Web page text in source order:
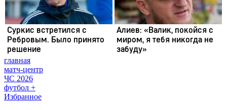
главная
матч-центр
ЧС 2026
футбол +
Избранное